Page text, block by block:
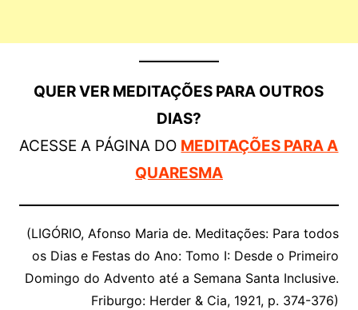
QUER VER MEDITAÇÕES PARA OUTROS
DIAS?
ACESSE A PÁGINA DO MEDITAÇÕES PARA A
QUARESMA
(LIGÓRIO, Afonso Maria de. Meditações: Para todos
os Dias e Festas do Ano: Tomo I: Desde o Primeiro
Domingo do Advento até a Semana Santa Inclusive.
Friburgo: Herder & Cia, 1921, p. 374-376)